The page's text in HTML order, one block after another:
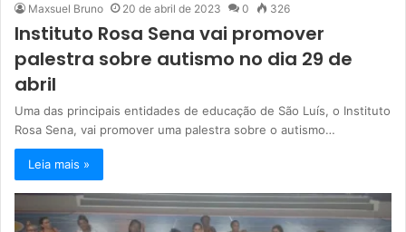
Maxsuel Bruno 20 de abril de 2023 0 326
Instituto Rosa Sena vai promover
palestra sobre autismo no dia 29 de
abril
Uma das principais entidades de educação de São Luís, o Instituto
Rosa Sena, vai promover uma palestra sobre o autismo…
Leia mais »